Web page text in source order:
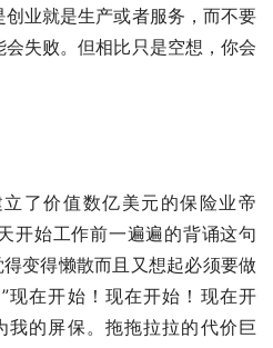
业就是生产或者服务，而不要
失败。但相比只是空想，你会
了价值数亿美元的保险业帝
开始工作前一遍遍的背诵这句
变得懒散而且又想起必须要做
现在开始！现在开始！现在开
我的屏保。拖拖拉拉的代价巨